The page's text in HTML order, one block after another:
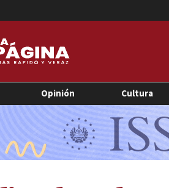
Opinión Cultura